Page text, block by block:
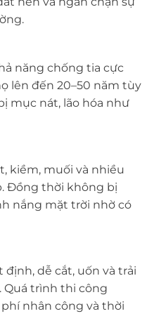
năng chống tia cực
lên đến 20–50 năm tùy
mục nát, lão hóa như
kiềm, muối và nhiều
Đồng thời không bị
nắng mặt trời nhờ có
dễ cắt, uốn và trải
Quá trình thi công
nhân công và thời